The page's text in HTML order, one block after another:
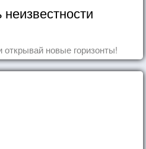
новые горизонты!